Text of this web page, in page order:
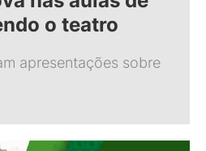
o teatro
apresentações sobre